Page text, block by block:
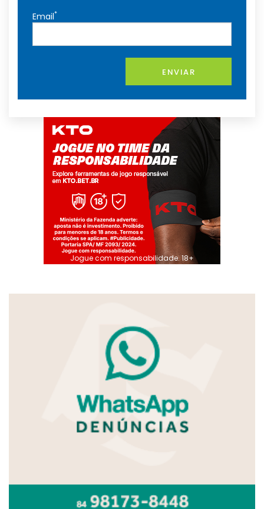
Email*
ENVIAR
Jogue com responsabilidade. 18+